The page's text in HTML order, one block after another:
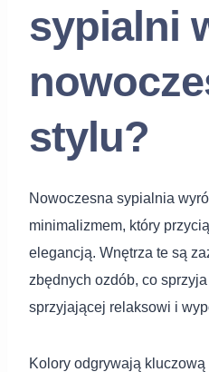
sypialni
stylu?
Nowoczesna sypialnia
minimalizmem, który
elegancją. Wnętrza te są
zbędnych ozdób, co
sprzyjającej relaksowi i
Kolory odgrywają